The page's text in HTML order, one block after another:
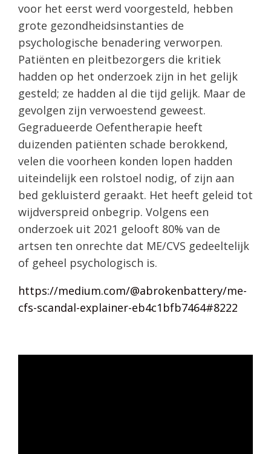
voor het eerst werd voorgesteld, hebben
grote gezondheidsinstanties de
psychologische benadering verworpen.
Patiënten en pleitbezorgers die kritiek
hadden op het onderzoek zijn in het gelijk
gesteld; ze hadden al die tijd gelijk. Maar de
gevolgen zijn verwoestend geweest.
Gegradueerde Oefentherapie heeft
duizenden patiënten schade berokkend,
velen die voorheen konden lopen hadden
uiteindelijk een rolstoel nodig, of zijn aan
bed gekluisterd geraakt. Het heeft geleid tot
wijdverspreid onbegrip. Volgens een
onderzoek uit 2021 gelooft 80% van de
artsen ten onrechte dat ME/CVS gedeeltelijk
of geheel psychologisch is.
https://medium.com/@abrokenbattery/me-
cfs-scandal-explainer-eb4c1bfb7464#8222